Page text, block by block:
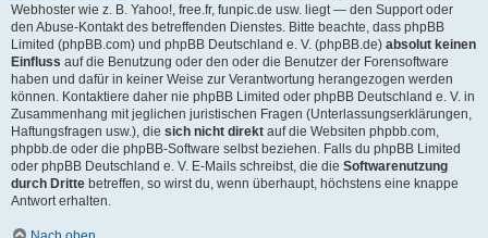
Webhoster wie z. B. Yahoo!, free.fr, funpic.de usw. liegt — den Support oder
den Abuse-Kontakt des betreffenden Dienstes. Bitte beachte, dass phpBB
Limited (phpBB.com) und phpBB Deutschland e. V. (phpBB.de) absolut keinen
Einfluss auf die Benutzung oder den oder die Benutzer der Forensoftware
haben und dafür in keiner Weise zur Verantwortung herangezogen werden
können. Kontaktiere daher nie phpBB Limited oder phpBB Deutschland e. V. in
Zusammenhang mit jeglichen juristischen Fragen (Unterlassungserklärungen,
Haftungsfragen usw.), die sich nicht direkt auf die Websiten phpbb.com,
phpbb.de oder die phpBB-Software selbst beziehen. Falls du phpBB Limited
oder phpBB Deutschland e. V. E-Mails schreibst, die die Softwarenutzung
durch Dritte betreffen, so wirst du, wenn überhaupt, höchstens eine knappe
Antwort erhalten.